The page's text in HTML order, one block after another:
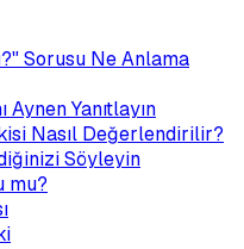
Sorusu Ne Anlama
Yanıtlayın
Nasıl Değerlendirilir?
Söyleyin
mu?